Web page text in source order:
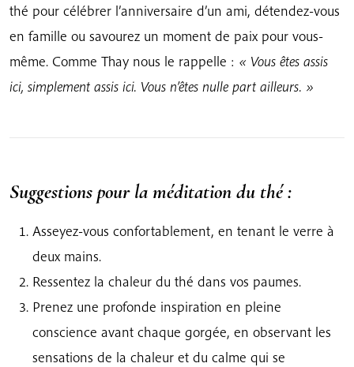
thé pour célébrer l’anniversaire d’un ami, détendez-vous
en famille ou savourez un moment de paix pour vous-
même. Comme Thay nous le rappelle : « Vous êtes assis
ici, simplement assis ici. Vous n’êtes nulle part ailleurs. »
Suggestions pour la méditation du thé :
Asseyez-vous confortablement, en tenant le verre à
deux mains.
Ressentez la chaleur du thé dans vos paumes.
Prenez une profonde inspiration en pleine
conscience avant chaque gorgée, en observant les
sensations de la chaleur et du calme qui se